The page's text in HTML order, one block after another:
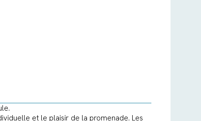
et le plaisir de la promenade. Les